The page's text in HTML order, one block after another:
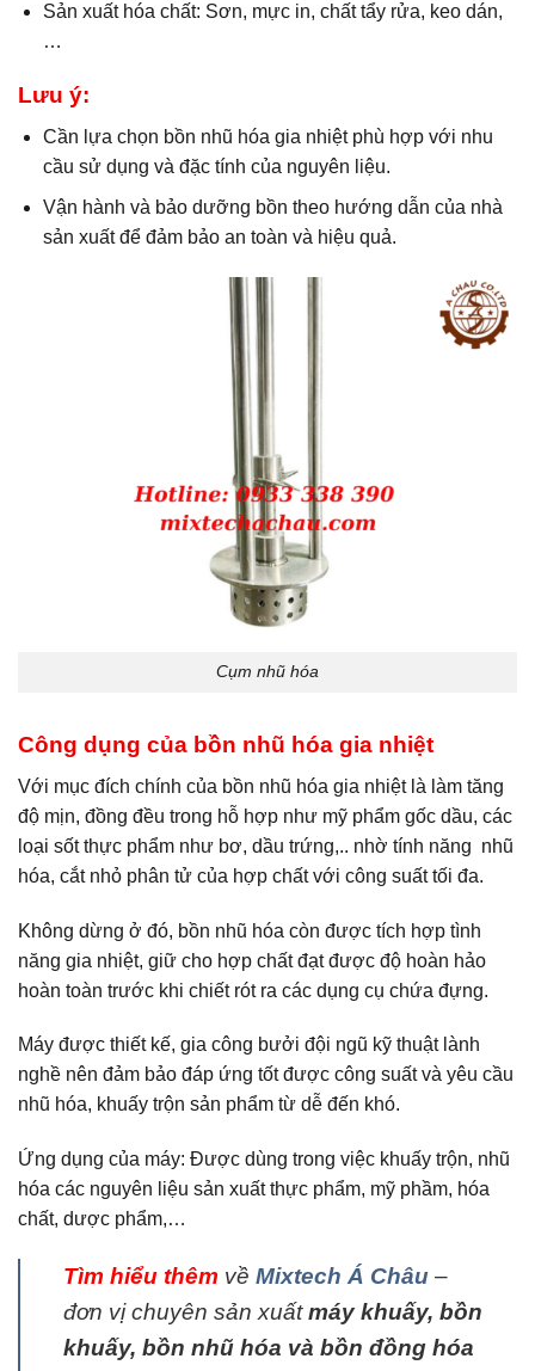
Sản xuất hóa chất: Sơn, mực in, chất tẩy rửa, keo dán,
…
Lưu ý:
Cần lựa chọn bồn nhũ hóa gia nhiệt phù hợp với nhu
cầu sử dụng và đặc tính của nguyên liệu.
Vận hành và bảo dưỡng bồn theo hướng dẫn của nhà
sản xuất để đảm bảo an toàn và hiệu quả.
Cụm nhũ hóa
Công dụng của bồn nhũ hóa gia nhiệt
Với mục đích chính của bồn nhũ hóa gia nhiệt là làm tăng
độ mịn, đồng đều trong hỗ hợp như mỹ phẩm gốc dầu, các
loại sốt thực phẩm như bơ, dầu trứng,.. nhờ tính năng nhũ
hóa, cắt nhỏ phân tử của hợp chất với công suất tối đa.
Không dừng ở đó, bồn nhũ hóa còn được tích hợp tình
năng gia nhiệt, giữ cho hợp chất đạt được độ hoàn hảo
hoàn toàn trước khi chiết rót ra các dụng cụ chứa đựng.
Máy được thiết kế, gia công bưởi đội ngũ kỹ thuật lành
nghề nên đảm bảo đáp ứng tốt được công suất và yêu cầu
nhũ hóa, khuấy trộn sản phẩm từ dễ đến khó.
Ứng dụng của máy: Được dùng trong việc khuấy trộn, nhũ
hóa các nguyên liệu sản xuất thực phẩm, mỹ phầm, hóa
chất, dược phẩm,…
Tìm hiểu thêm về Mixtech Á Châu –
đơn vị chuyên sản xuấtmáy khuấy, bồn
khuấy, bồn nhũ hóa và bồn đồng hóa